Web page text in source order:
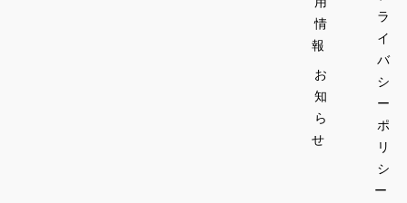
情
報
お
知
ら
せ
ラ
イ
バ
シ
ー
ポ
リ
シ
ー